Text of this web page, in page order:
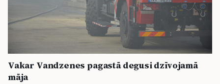
Vakar Vandzenes pagastā degusi dzīvojamā
māja